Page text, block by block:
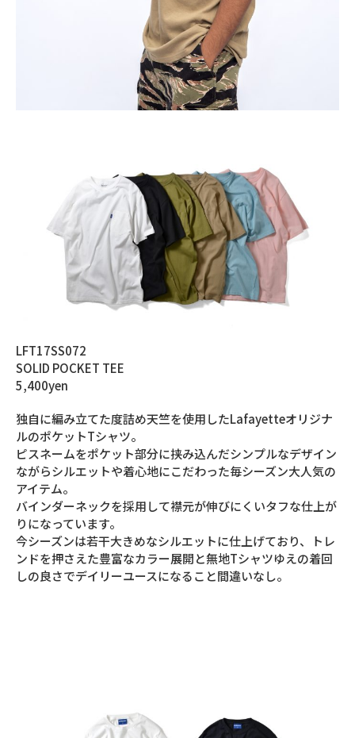
LFT17SS072
SOLID POCKET TEE
5,400yen
独自に編み立てた度詰め天竺を使用したLafayetteオリジナ
ルのポケットTシャツ。
ピスネームをポケット部分に挟み込んだシンプルなデザイン
ながらシルエットや着心地にこだわった毎シーズン大人気の
アイテム。
バインダーネックを採用して襟元が伸びにくいタフな仕上が
りになっています。
今シーズンは若干大きめなシルエットに仕上げており、トレ
ンドを押さえた豊富なカラー展開と無地Tシャツゆえの着回
しの良さでデイリーユースになること間違いなし。